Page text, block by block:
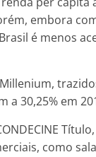
embora
é menos
30,25% em
como